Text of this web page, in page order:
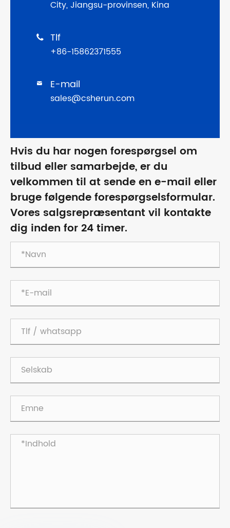
City, Jiangsu-provinsen, Kina
 Tlf
+86-15862371555
 E-mail
sales@csherun.com
Hvis du har nogen forespørgsel om
tilbud eller samarbejde, er du
velkommen til at sende en e-mail eller
bruge følgende forespørgselsformular.
Vores salgsrepræsentant vil kontakte
dig inden for 24 timer.